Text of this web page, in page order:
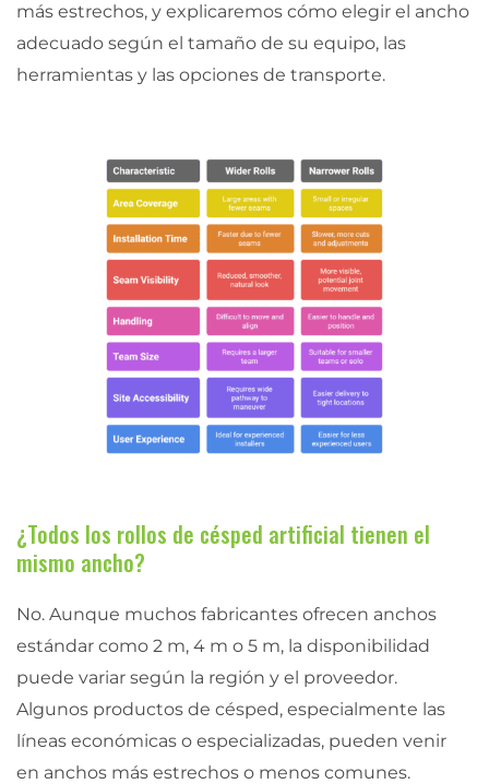
más estrechos, y explicaremos cómo elegir el ancho
adecuado según el tamaño de su equipo, las
herramientas y las opciones de transporte.
¿Todos los rollos de césped artificial tienen el
mismo ancho?
No. Aunque muchos fabricantes ofrecen anchos
estándar como 2 m, 4 m o 5 m, la disponibilidad
puede variar según la región y el proveedor.
Algunos productos de césped, especialmente las
líneas económicas o especializadas, pueden venir
en anchos más estrechos o menos comunes.